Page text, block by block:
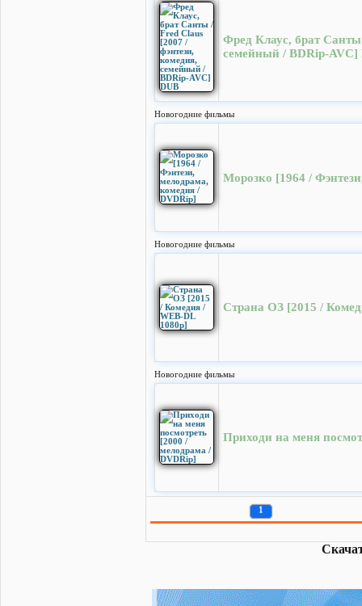
Фред Клаус, брат Санты
семейный / BDRip-AVC]
Новогодние фильмы
Морозко [1964 /
Новогодние фильмы
Страна ОЗ [2015 /
Новогодние фильмы
Приходи на меня
1